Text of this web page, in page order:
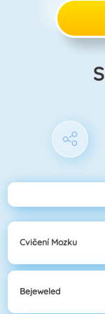
Cvičení Mozku
Bejeweled